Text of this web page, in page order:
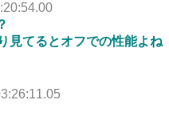
見てるとオフでの性能よね